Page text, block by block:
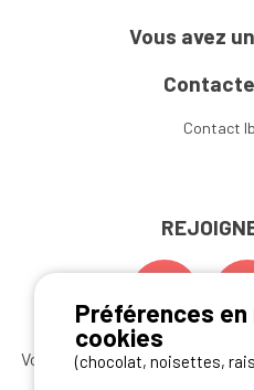
Vous avez
Contact
Vous souhaitez bénéficier des
Préférences
cookies
(chocolat, noisettes,